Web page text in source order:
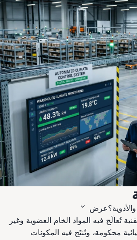
عرض expand_more
تُعالَج فيه المواد الخام العضوية وغير
محكومة، وتُنتَج فيه المكونات